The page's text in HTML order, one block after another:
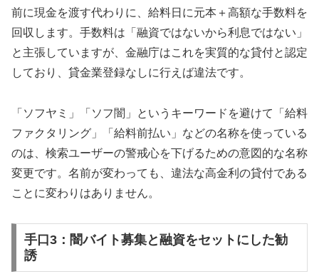
前に現金を渡す代わりに、給料日に元本＋高額な手数料を
回収します。手数料は「融資ではないから利息ではない」
と主張していますが、金融庁はこれを実質的な貸付と認定
しており、貸金業登録なしに行えば違法です。
「ソフヤミ」「ソフ闇」というキーワードを避けて「給料
ファクタリング」「給料前払い」などの名称を使っている
のは、検索ユーザーの警戒心を下げるための意図的な名称
変更です。名前が変わっても、違法な高金利の貸付である
ことに変わりはありません。
手口3：闇バイト募集と融資をセットにした勧
誘